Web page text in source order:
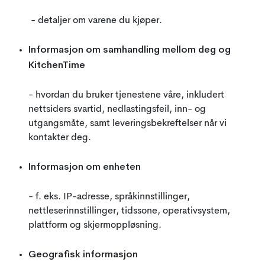
- detaljer om varene du kjøper.
Informasjon om samhandling mellom deg og
KitchenTime
- hvordan du bruker tjenestene våre, inkludert
nettsiders svartid, nedlastingsfeil, inn- og
utgangsmåte, samt leveringsbekreftelser når vi
kontakter deg.
Informasjon om enheten
- f. eks. IP-adresse, språkinnstillinger,
nettleserinnstillinger, tidssone, operativsystem,
plattform og skjermoppløsning.
Geografisk informasjon